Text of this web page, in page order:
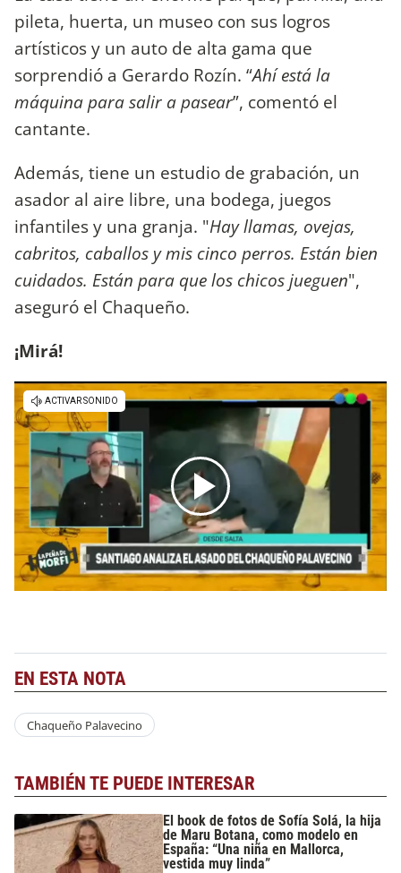
pileta, huerta, un museo con sus logros
artísticos y un auto de alta gama que
sorprendió a Gerardo Rozín. “Ahí está la
máquina para salir a pasear”, comentó el
cantante.
Además, tiene un estudio de grabación, un
asador al aire libre, una bodega, juegos
infantiles y una granja. "Hay llamas, ovejas,
cabritos, caballos y mis cinco perros. Están bien
cuidados. Están para que los chicos jueguen",
aseguró el Chaqueño.
¡Mirá!
EN ESTA NOTA
Chaqueño Palavecino
TAMBIÉN TE PUEDE INTERESAR
El book de fotos de Sofía Solá, la hija
de Maru Botana, como modelo en
España: “Una niña en Mallorca,
vestida muy linda”